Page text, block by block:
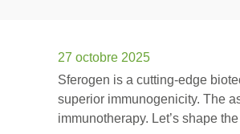
27 octobre 2025
Sferogen is a cutting-edge
superior immunogenicity. The
immunotherapy. Let’s shape